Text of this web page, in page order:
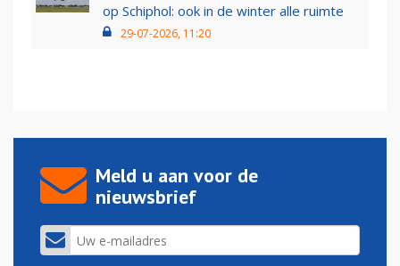
op Schiphol: ook in de winter alle ruimte
29-07-2026, 11:20
Meld u aan voor de
nieuwsbrief